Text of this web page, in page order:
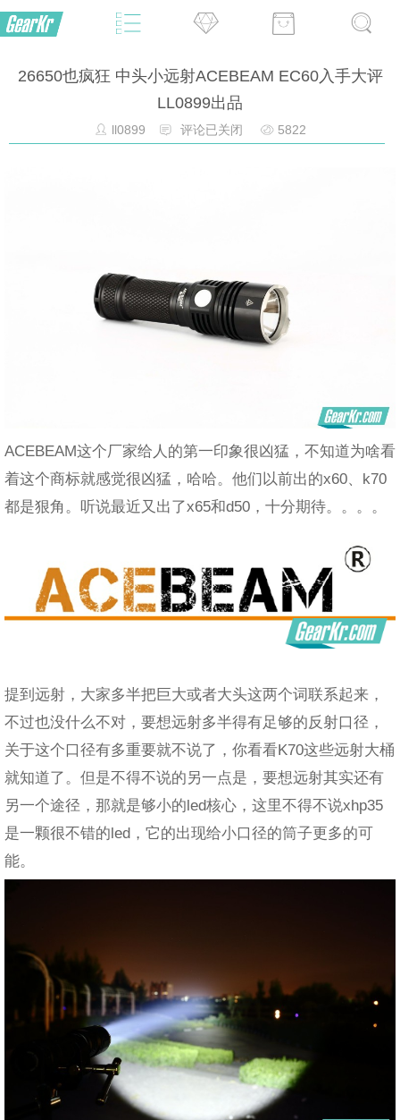
26650也疯狂 中头小远射ACEBEAM EC60入手大评
LL0899出品
ll0899 评论已关闭 5822
ACEBEAM这个厂家给人的第一印象很凶猛，不知道为啥看
着这个商标就感觉很凶猛，哈哈。他们以前出的x60、k70
都是狠角。听说最近又出了x65和d50，十分期待。。。。
提到远射，大家多半把巨大或者大头这两个词联系起来，
不过也没什么不对，要想远射多半得有足够的反射口径，
关于这个口径有多重要就不说了，你看看K70这些远射大桶
就知道了。但是不得不说的另一点是，要想远射其实还有
另一个途径，那就是够小的led核心，这里不得不说xhp35
是一颗很不错的led，它的出现给小口径的筒子更多的可
能。